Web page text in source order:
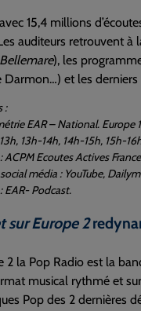
15,4 millions
auditeurs retrouvent à
), les
Darmon…) et les
:
EAR – National.
13h-14h, 14h-15h, 15h-
ACPM Ecoutes Actives
média : YouTube,
EAR- Podcast.
sur Europe 2
2 la Pop Radio est la
musical rythmé et
Pop des 2 dernières